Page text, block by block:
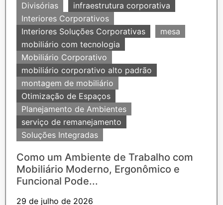
Divisórias
infraestrutura corporativa
Interiores Corporativos
Interiores Soluções Corporativas
mesa
mobiliário com tecnologia
Mobiliário Corporativo
mobiliário corporativo alto padrão
montagem de mobiliário
Otimização de Espaços
Planejamento de Ambientes
serviço de remanejamento
Soluções Integradas
Como um Ambiente de Trabalho com
Mobiliário Moderno, Ergonômico e
Funcional Pode...
29 de julho de 2026